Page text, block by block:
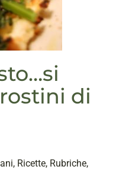
di
, Ricette, Rubriche,